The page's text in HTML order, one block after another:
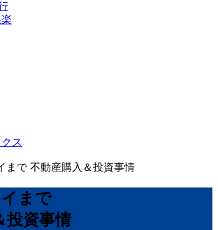
ス
まで 不動産購入＆投資事情
まで
投資事情